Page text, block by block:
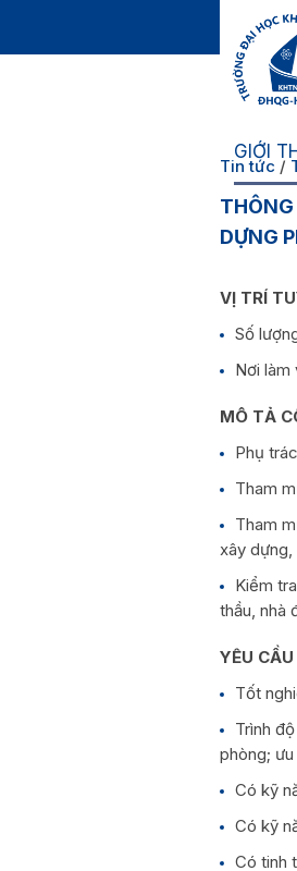
GIỚI
Tin tức /
DỰNG
VỊ TRÍ
Số
Nơi
MÔ TẢ
Phụ
Tham
Tham
xây dựng,
Kiểm
thầu, nhà
YÊU
Tốt
Trình
phòng;
Có kỹ
Có kỹ
Có tinh